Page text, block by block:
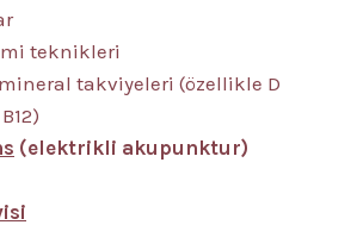
teknikleri
takviyeleri (özellikle D
(elektrikli akupunktur)